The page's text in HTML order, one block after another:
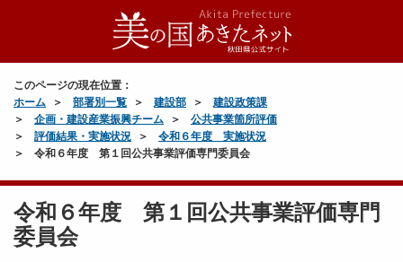
このページの現在位置：
ホーム
部署別一覧 建設部
建設政策課
企画・建設産業振興チーム
公共事業箇所評価
評価結果・実施状況
令和６年度 実施状況
令和６年度 第１回公共事業評価専門委員会
令和６年度 第１回公共事業評価専門
委員会